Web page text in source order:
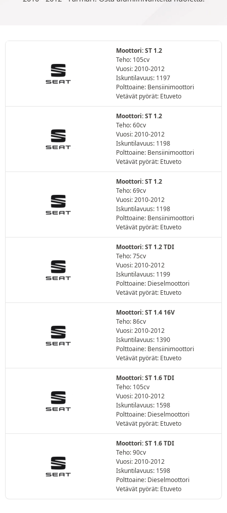
Moottori: ST 1.2
Teho: 105cv
Vuosi: 2010-2012
Iskuntilavuus: 1197
Polttoaine: Bensiinimoottori
Vetävät pyörät: Etuveto
Moottori: ST 1.2
Teho: 60cv
Vuosi: 2010-2012
Iskuntilavuus: 1198
Polttoaine: Bensiinimoottori
Vetävät pyörät: Etuveto
Moottori: ST 1.2
Teho: 69cv
Vuosi: 2010-2012
Iskuntilavuus: 1198
Polttoaine: Bensiinimoottori
Vetävät pyörät: Etuveto
Moottori: ST 1.2 TDI
Teho: 75cv
Vuosi: 2010-2012
Iskuntilavuus: 1199
Polttoaine: Dieselmoottori
Vetävät pyörät: Etuveto
Moottori: ST 1.4 16V
Teho: 86cv
Vuosi: 2010-2012
Iskuntilavuus: 1390
Polttoaine: Bensiinimoottori
Vetävät pyörät: Etuveto
Moottori: ST 1.6 TDI
Teho: 105cv
Vuosi: 2010-2012
Iskuntilavuus: 1598
Polttoaine: Dieselmoottori
Vetävät pyörät: Etuveto
Moottori: ST 1.6 TDI
Teho: 90cv
Vuosi: 2010-2012
Iskuntilavuus: 1598
Polttoaine: Dieselmoottori
Vetävät pyörät: Etuveto